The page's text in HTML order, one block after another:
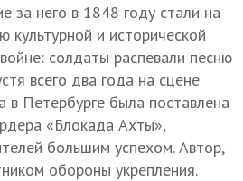
за него в 1848 году стали на
культурной и исторической
солдаты распевали песню
всего два года на сцене
в Петербурге была поставлена
«Блокада Ахты»,
большим успехом. Автор,
обороны укрепления.